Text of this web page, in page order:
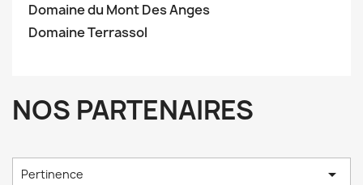
Domaine du Mont Des Anges
Domaine Terrassol
NOS PARTENAIRES
Pertinence 